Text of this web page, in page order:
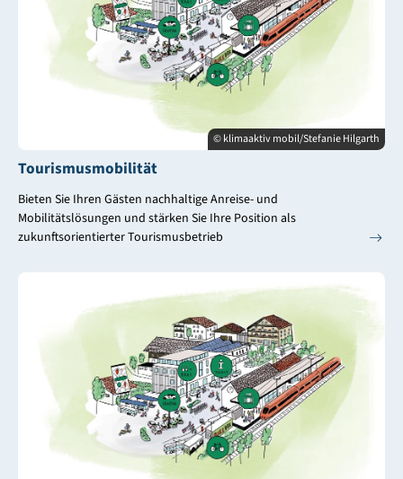
© klimaaktiv mobil/Stefanie Hilgarth
Tourismusmobilität
Bieten Sie Ihren Gästen nachhaltige Anreise- und
Mobilitätslösungen und stärken Sie Ihre Position als
zukunftsorientierter Tourismusbetrieb